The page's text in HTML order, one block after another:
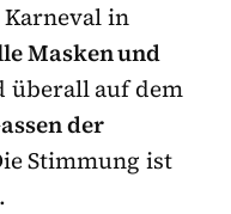
Karneval in
Masken und
überall auf dem
der
Stimmung ist